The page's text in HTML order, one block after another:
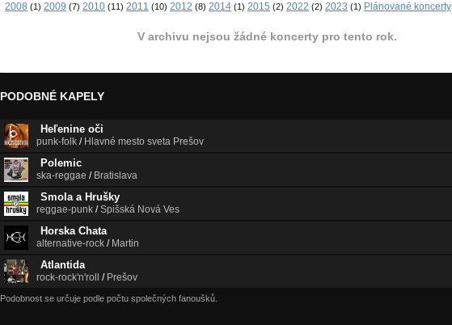
2008 (1) 2009 (7) 2010 (11) 2011 (10) 2012 (8) 2014 (1) 2015 (2) 2022 (2) 2023 (1) Plánované koncerty
V archivu nejsou žádné koncerty pro tento rok.
PODOBNÉ KAPELY
Heľenine oči
punk-folk / Hlavné mesto sveta Prešov
Polemic
ska-reggae / Bratislava
Smola a Hrušky
reggae-punk /Spišská Nová Ves
Horska Chata
alternative-rock / Martin
Atlantida
rock-rock'n'roll / Prešov
Podobnost se určuje podle počtu společných fanoušků.